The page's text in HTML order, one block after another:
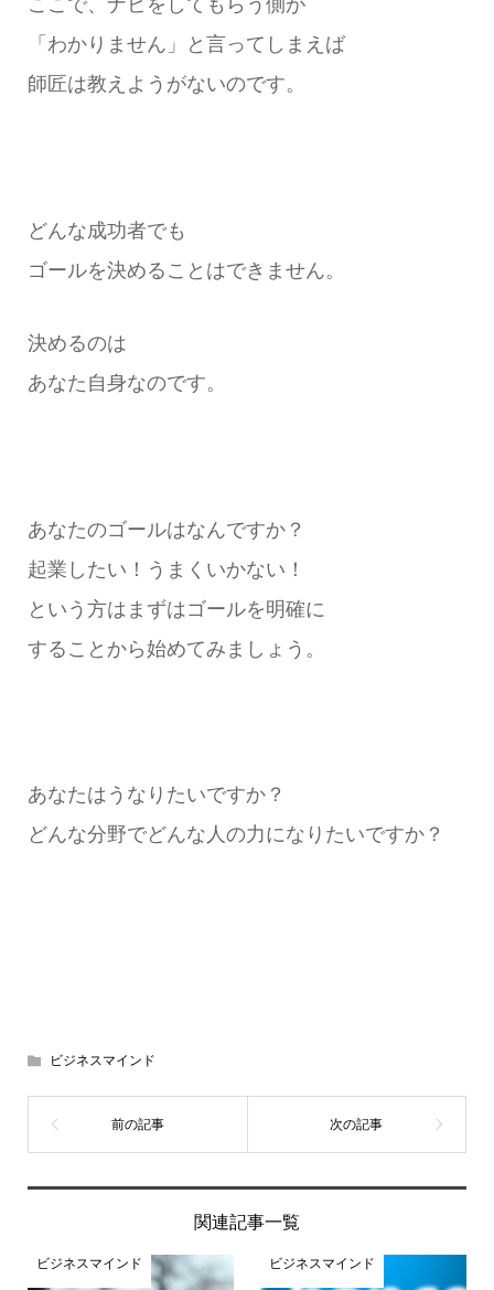
「わかりません」と言ってしまえば
師匠は教えようがないのです。
どんな成功者でも
ゴールを決めることはできません。
決めるのは
あなた自身なのです。
あなたのゴールはなんですか？
起業したい！うまくいかない！
という方はまずはゴールを明確に
することから始めてみましょう。
あなたはうなりたいですか？
どんな分野でどんな人の力になりたいですか？
ビジネスマインド
関連記事一覧
ビジネスマインド ビジネスマインド